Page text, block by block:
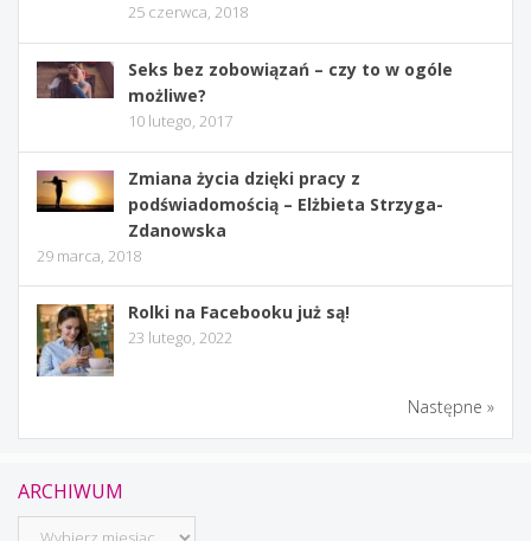
25 czerwca, 2018
Seks bez zobowiązań – czy to w ogóle
możliwe?
10 lutego, 2017
Zmiana życia dzięki pracy z
podświadomością – Elżbieta Strzyga-
Zdanowska
29 marca, 2018
Rolki na Facebooku już są!
23 lutego, 2022
Następne »
ARCHIWUM
Archiwum